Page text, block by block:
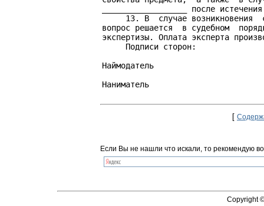
__________________ после
13. В  случае возникновения
вопрос решается  в судебном
экспертизы. Оплата эксперта
     Подписи сторон:
Наймодатель
Наниматель
[
Если Вы не нашли что искали, то рекомендую
Copyright